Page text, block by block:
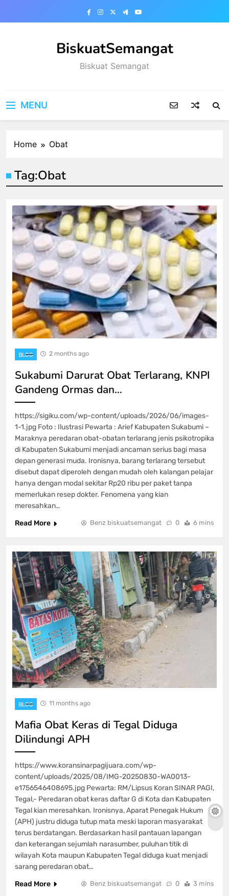
BiskuatSemangat
Biskuat Semangat
MENU
Home Obat
Tag:Obat
BLOG 2 months ago
Sukabumi Darurat Obat Terlarang, KNPI
Gandeng Ormas dan…
https://sigiku.com/wp-content/uploads/2026/06/images-
1-1.jpg Foto : Ilustrasi Pewarta : Arief Kabupaten Sukabumi –
Maraknya peredaran obat-obatan terlarang jenis psikotropika
di Kabupaten Sukabumi menjadi ancaman serius bagi masa
depan generasi muda. Ironisnya, barang terlarang tersebut
disebut dapat diperoleh dengan mudah oleh kalangan pelajar
hanya dengan modal sekitar Rp20 ribu per paket tanpa
memerlukan resep dokter. Fenomena yang kian
meresahkan…
Read More
Benz biskuatsemangat 0 6 mins
BLOG 11 months ago
Mafia Obat Keras di Tegal Diduga
Dilindungi APH
https://www.koransinarpagijuara.com/wp-
content/uploads/2025/08/IMG-20250830-WA0013-
e1756546408695.jpg Pewarta: RM/Lipsus Koran SINAR PAGI,
Tegal,- Peredaran obat keras daftar G di Kota dan Kabupaten
Tegal kian meresahkan. Ironisnya, Aparat Penegak Hukum
(APH) justru diduga tutup mata meski laporan masyarakat
terus berdatangan. Berdasarkan hasil pantauan lapangan
dan keterangan sejumlah narasumber, puluhan titik di
wilayah Kota maupun Kabupaten Tegal diduga kuat menjadi
sarang peredaran obat…
Read More
Benz biskuatsemangat 0 3 mins